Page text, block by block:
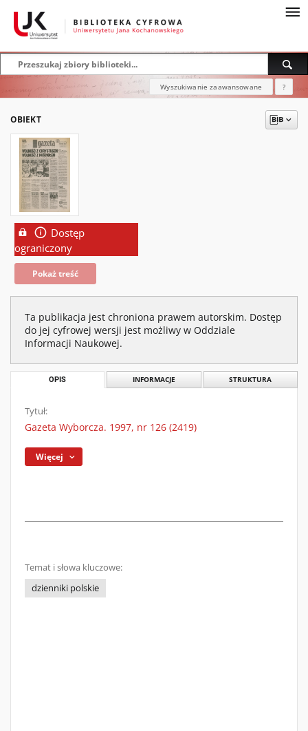
Wyszukiwanie zaawansowane ?
OBIEKT
Dostęp
ograniczony
Pokaż treść
Ta publikacja jest chroniona prawem autorskim. Dostęp
do jej cyfrowej wersji jest możliwy w Oddziale
Informacji Naukowej.
OPIS INFORMACJE STRUKTURA
Tytuł:
Gazeta Wyborcza. 1997, nr 126 (2419)
Więcej
Temat i słowa kluczowe:
dzienniki polskie